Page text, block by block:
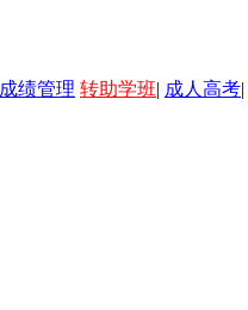
成绩管理 转助学班| 成人高考|